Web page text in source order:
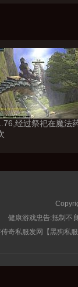
经过祭祀在魔法
健康游戏忠告:抵制不
奇私服发网【黑狗私